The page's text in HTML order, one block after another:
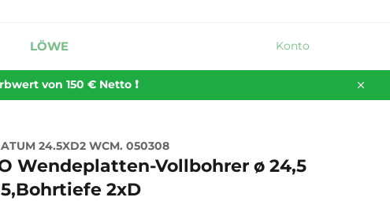
LÖWE Konto
von 150 € Netto ❗️
ATUM 24.5XD2 WCM. 050308
Wendeplatten-Vollbohrer ø 24,5
2xD